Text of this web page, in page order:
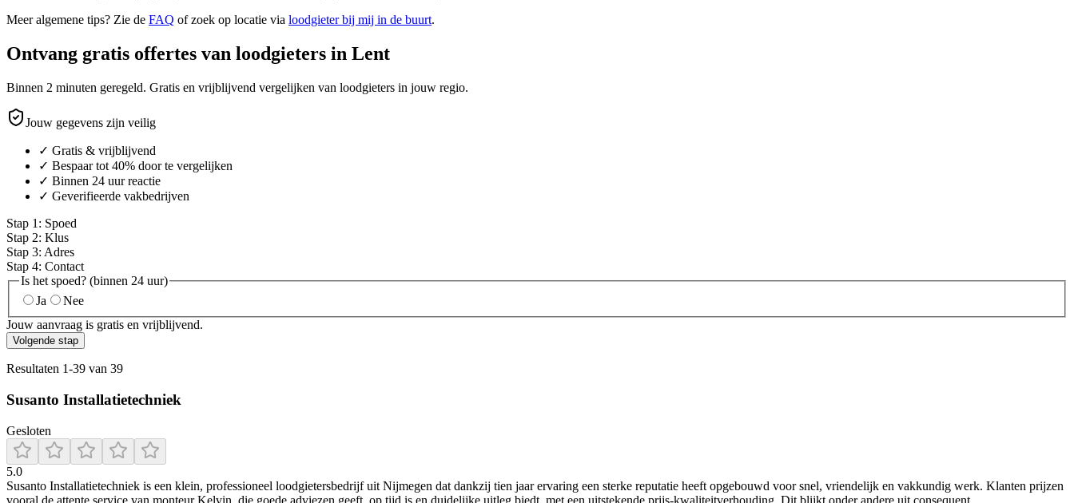
Meer algemene tips? Zie de FAQ of zoek op locatie via loodgieter bij mij in de buurt.
Ontvang gratis offertes van loodgieters in Lent
Binnen 2 minuten geregeld. Gratis en vrijblijvend vergelijken van loodgieters in jouw regio.
Jouw gegevens zijn veilig
✓ Gratis & vrijblijvend
✓ Bespaar tot 40% door te vergelijken
✓ Binnen 24 uur reactie
✓ Geverifieerde vakbedrijven
Stap 1 : Spoed
Stap 2: Klus
Stap 3: Adres
Stap 4: Contact
Is het spoed? (binnen 24 uur)
Ja
Nee
Jouw aanvraag is gratis en vrijblijvend.
Volgende stap
Resultaten 1-39 van 39
Susanto Installatietechniek
Gesloten
5.0
Susanto Installatietechniek is een klein, professioneel loodgietersbedrijf uit Nijmegen dat dankzij tien jaar ervaring een sterke reputatie heeft opgebouwd voor snel, vriendelijk en vakkundig werk. Klanten prijzen
vooral de attente service van monteur Kelvin, die goede adviezen geeft, op tijd is en duidelijke uitleg biedt, met een uitstekende prijs‑kwaliteitverhouding. Dit blijkt onder andere uit consequent